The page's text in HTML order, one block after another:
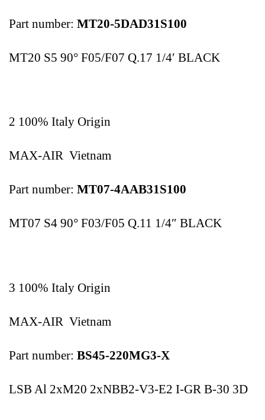
Part number: MT20-5DAD31S100
MT20 S5 90° F05/F07 Q.17 1/4′ BLACK
2 100% Italy Origin
MAX-AIR Vietnam
Part number: MT07-4AAB31S100
MT07 S4 90° F03/F05 Q.11 1/4″ BLACK
3 100% Italy Origin
MAX-AIR Vietnam
Part number: BS45-220MG3-X
LSB Al 2xM20 2xNBB2-V3-E2 I-GR B-30 3D